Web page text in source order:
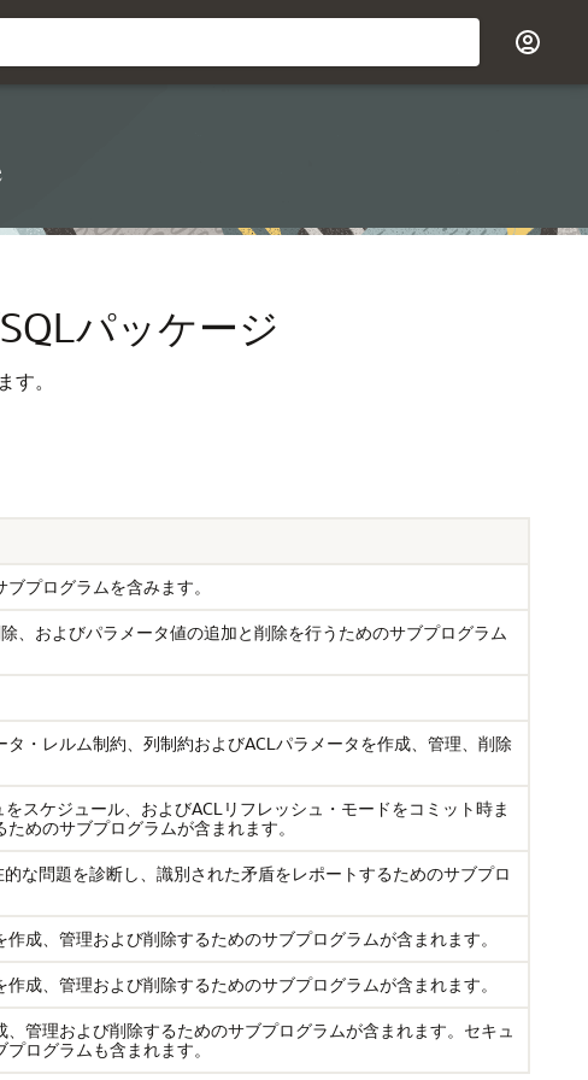
パッケージ
。
プログラムを含みます。
、およびパラメータ値の追加と削除を行うためのサブプログラム
・レルム制約、列制約およびACLパラメータを作成、管理、削除
スケジュール、およびACLリフレッシュ・モードをコミット時ま
めのサブプログラムが含まれます。
な問題を診断し、識別された矛盾をレポートするためのサブプロ
成、管理および削除するためのサブプログラムが含まれます。
成、管理および削除するためのサブプログラムが含まれます。
管理および削除するためのサブプログラムが含まれます。セキュ
ログラムも含まれます。